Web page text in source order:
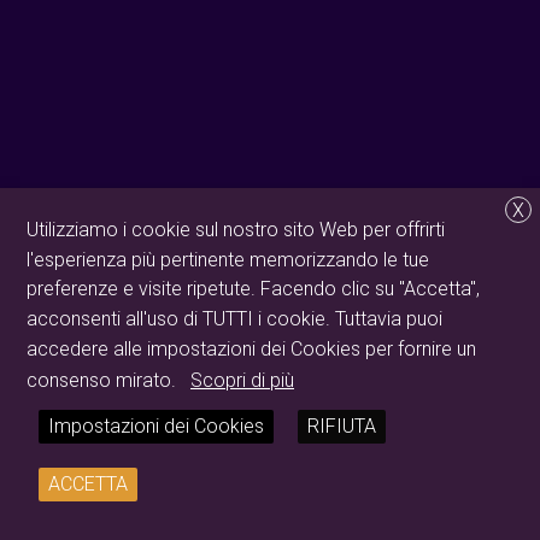
X
Utilizziamo i cookie sul nostro sito Web per offrirti
l'esperienza più pertinente memorizzando le tue
preferenze e visite ripetute. Facendo clic su "Accetta",
acconsenti all'uso di TUTTI i cookie. Tuttavia puoi
accedere alle impostazioni dei Cookies per fornire un
consenso mirato.
Scopri di più
Impostazioni dei Cookies
RIFIUTA
ACCETTA